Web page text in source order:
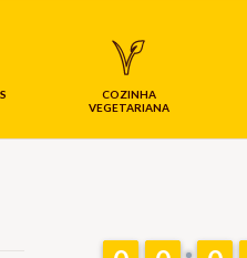
COZINHA
VEGETARIANA